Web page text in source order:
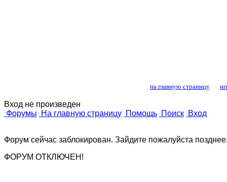
на главную страницу
Вход не произведен
Форумы
На главную страницу Помощь Поиск Вход
Форум сейчас заблокирован. Зайдите пожалуйста
ФОРУМ ОТКЛЮЧЕН!